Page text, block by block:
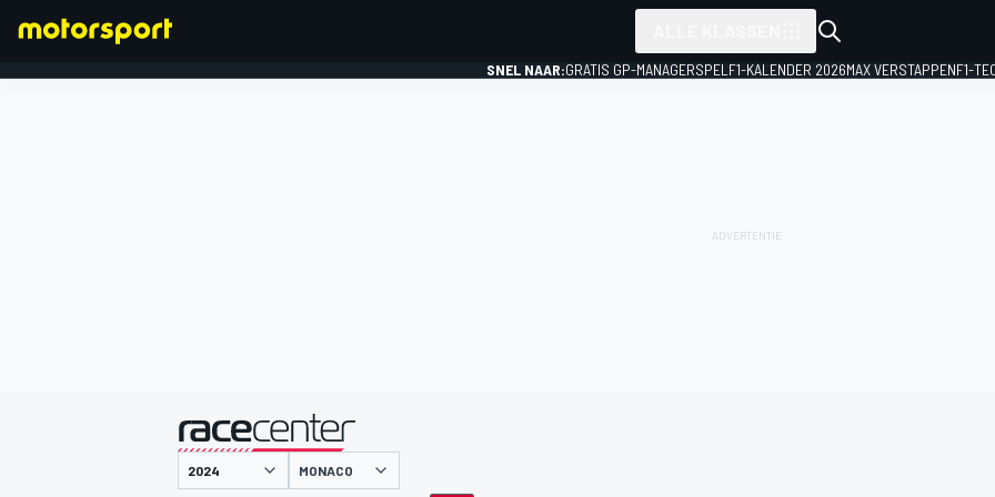
SNEL NAAR:GRATIS GP-MANAGERSPEL F1-KALENDER 2026MAX VERSTAPPENF1-
gepresenteerd door
MONACO